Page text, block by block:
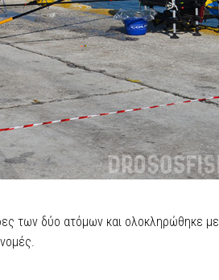
των δύο ατόμων και ολοκληρώθηκε με